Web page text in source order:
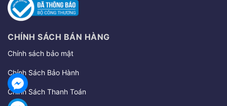
CHÍNH SÁCH BÁN HÀNG
Chính sách bảo mật
Chính Sách Bảo Hành
Chính Sách Thanh Toán